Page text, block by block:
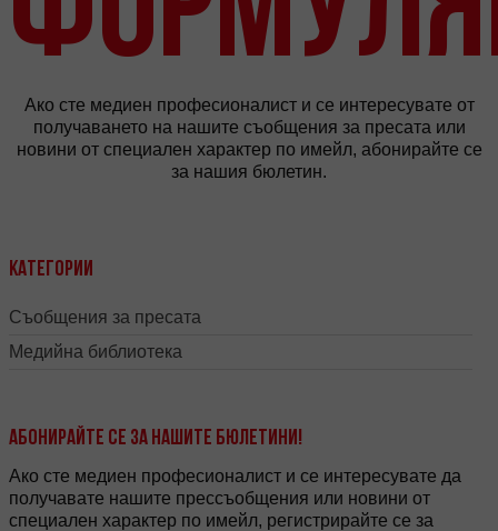
Ако сте медиен професионалист и се интересувате от
получаването на нашите съобщения за пресата или
новини от специален характер по имейл, абонирайте се
за нашия бюлетин.
Категории
Съобщения за пресата
Медийна библиотека
Абонирайте се за нашите бюлетини!
Ако сте медиен професионалист и се интересувате да
получавате нашите прессъобщения или новини от
специален характер по имейл, регистрирайте се за